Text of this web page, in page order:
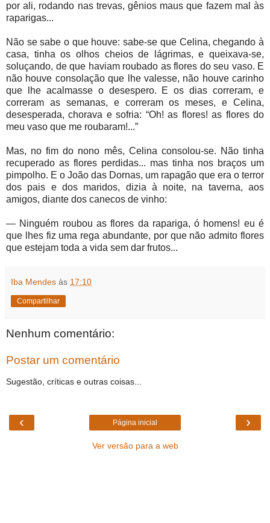
por ali, rodando nas trevas, gênios maus que fazem mal às
raparigas...
Não se sabe o que houve: sabe-se que Celina, chegando à
casa, tinha os olhos cheios de lágrimas, e queixava-se,
soluçando, de que haviam roubado as flores do seu vaso. E
não houve consolação que lhe valesse, não houve carinho
que lhe acalmasse o desespero. E os dias correram, e
correram as semanas, e correram os meses, e Celina,
desesperada, chorava e sofria: “Oh! as flores! as flores do
meu vaso que me roubaram!...”
Mas, no fim do nono mês, Celina consolou-se. Não tinha
recuperado as flores perdidas... mas tinha nos braços um
pimpolho. E o João das Dornas, um rapagão que era o terror
dos pais e dos maridos, dizia à noite, na taverna, aos
amigos, diante dos canecos de vinho:
— Ninguém roubou as flores da rapariga, ó homens! eu é
que lhes fiz uma rega abundante, por que não admito flores
que estejam toda a vida sem dar frutos...
Iba Mendes às 17:10
Compartilhar
Nenhum comentário:
Postar um comentário
Sugestão, críticas e outras coisas...
‹ ›
Página inicial
Ver versão para a web